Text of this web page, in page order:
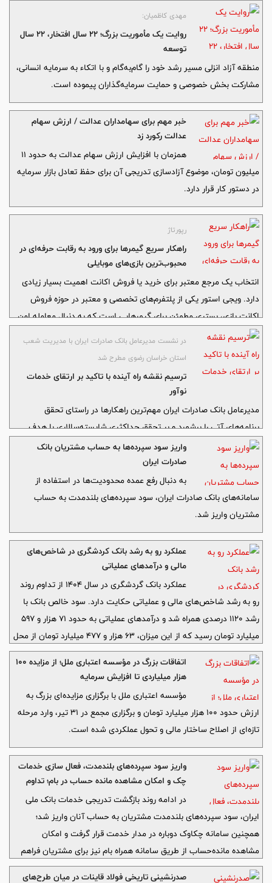
حرفه‌ای و فناوری‌های تعاملی، باعث شده‌اند بسیاری از برندها ترجیح دهند
به‌جای روش‌های سنتی، سراغ رویکردهای مدرن‌تر بروند.
مهدی کاظمیان:
روایت یک مأموریت بزرگ؛ ۲۲ سال افتخار، ۲۲ سال
توسعه
منطقه آزاد انزلی مسیر رشد خود را گام‌به‌گام و با اتکاء به سرمایه انسانی،
مشارکت بخش خصوصی و حمایت سرمایه‌گذاران پیموده است.
خبر مهم برای سهامداران عدالت / ارزش سهام
عدالت رکورد زد
همزمان با افزایش ارزش سهام عدالت به حدود ۱۱
میلیون تومان، موضوع آزادسازی تدریجی آن برای حفظ تعادل بازار سرمایه
در دستور کار قرار دارد.
رپورتاژ
راهکار سریع گیمرها برای ورود به رقابت حرفه‌ای در
محبوب‌ترین بازی‌های موبایلی
انتخاب یک مرجع معتبر برای خرید یا فروش اکانت اهمیت بسیار زیادی
دارد. ویجی استور یکی از پلتفرم‌های تخصصی و معتبر در حوزه فروش
اکانت بازی، بستری مطمئن برای گیمرهایی است که به دنبال معامله امن
و حرفه‌ای هستند.
در نشست مدیرعامل بانک صادرات ایران با مدیریت شعب
استان خراسان رضوی مطرح شد
ترسیم نقشه راه آینده با تاکید بر ارتقای خدمات
نوآور
مدیرعامل بانک صادرات ایران مهم‌ترین راهکارها در راستای تحقق
برنامه‌های آتی را برشمرد و بر تحقق حداکثری شایسته‌سالاری با هدف
ارائه خدمات مطلوب به مشتریان تاکید کرد.واریز سود سپرده‌ها به حساب مشتریان بانک
صادرات ایران
به دنبال رفع عمده محدودیت‌ها در استفاده از
سامانه‌های بانک صادرات ایران، سود سپرده‌های بلندمدت به حساب
مشتریان واریز شد.
عملکرد رو به رشد بانک کردشگری در شاخص‌های
مالی و درآمدهای عملیاتی
عملکرد بانک گردشگری در سال ۱۴۰۴ از تداوم روند
رو به رشد شاخص‌های مالی و عملیاتی حکایت دارد. سود خالص بانک با
رشد ۱۱۲۰ درصدی همراه شد و درآمدهای عملیاتی به حدود ۷۱ هزار و ۵۹۷
میلیارد تومان رسید که از این میزان، ۶۳ هزار و ۴۷۷ میلیارد تومان از محل
تسهیلات و ۶ هزار و ۵۹۶ میلیارد تومان از محل درآمدهای کارمزدی محقق
شده است. همچنین درآمدهای تسهیلاتی ۱۱۳ درصد افزایش یافت و
رشد کردند که به ترتیب رتبه نخست و دوم بانک‌های خصوصی را برای این
بانک به همراه داشت.
اتفاقات بزرگ در مؤسسه اعتباری ملل؛ از مزایده ۱۰۰
هزار میلیاردی تا افزایش سرمایه
مؤسسه اعتباری ملل با برگزاری مزایده‌ای بزرگ به
ارزش حدود ۱۰۰ هزار میلیارد تومان و برگزاری مجمع در ۳۱ تیر، وارد مرحله
تازه‌ای از اصلاح ساختار مالی و تحول عملکردی شده است.
واریز سود سپرده‌های بلندمدت، فعال سازی خدمات
چک و امکان مشاهده مانده حساب در بام؛ تداوم
بازگشت خدمات بانک ملی ایران
در ادامه روند بازگشت تدریجی خدمات بانک ملی
ایران، سود سپرده‌های بلندمدت مشتریان به حساب آنان واریز شد؛
همچنین سامانه چکاوک دوباره در مدار خدمت قرار گرفت و امکان
مشاهده مانده‌حساب از طریق سامانه همراه بام نیز برای مشتریان فراهم
شد.
صدرنشینی تاریخی فولاد قاینات در میان طرح‌های